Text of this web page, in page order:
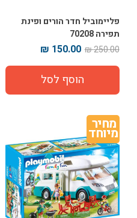
פליימוביל חדר הורים ופינת
תפירה 70208
250.00 ₪
150.00 ₪
מחיר
מיוחד